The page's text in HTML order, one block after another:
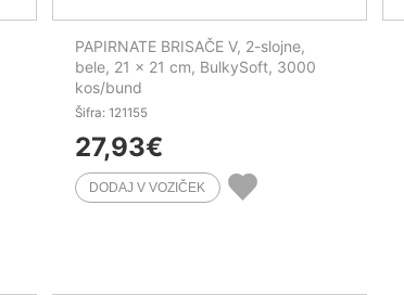
PAPIRNATE BRISAČE V, 2-slojne,
bele, 21 x 21 cm, BulkySoft, 3000
kos/bund
Šifra: 121155
27,93€